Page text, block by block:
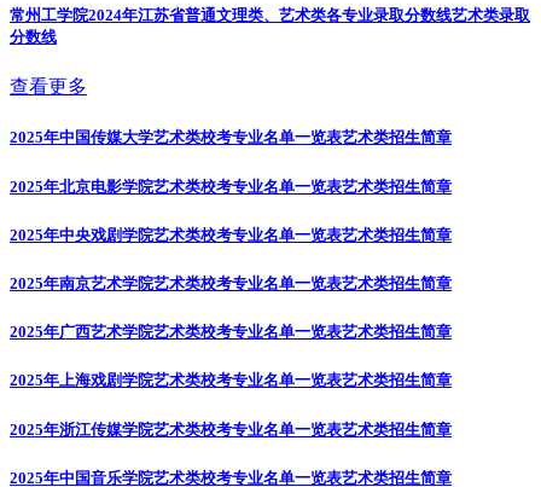
常州工学院2024年江苏省普通文理类、艺术类各专业录取分数线艺术类录取
分数线
查看更多
2025年中国传媒大学艺术类校考专业名单一览表艺术类招生简章
2025年北京电影学院艺术类校考专业名单一览表艺术类招生简章
2025年中央戏剧学院艺术类校考专业名单一览表艺术类招生简章
2025年南京艺术学院艺术类校考专业名单一览表艺术类招生简章
2025年广西艺术学院艺术类校考专业名单一览表艺术类招生简章
2025年上海戏剧学院艺术类校考专业名单一览表艺术类招生简章
2025年浙江传媒学院艺术类校考专业名单一览表艺术类招生简章
2025年中国音乐学院艺术类校考专业名单一览表艺术类招生简章